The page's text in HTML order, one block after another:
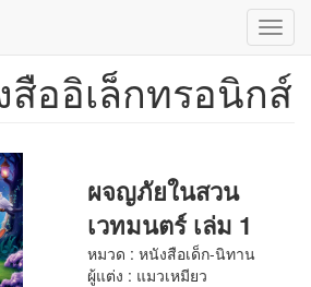
ออิเล็กทรอนิกส์
ผจญภัยในสวน
เวทมนตร์ เล่ม 1
หมวด : หนังสือเด็ก-นิทาน
ผู้แต่ง : แมวเหมียว